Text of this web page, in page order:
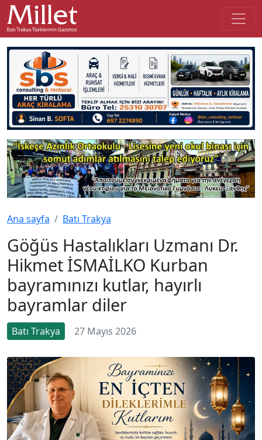
Ana sayfa Batı Trakya
Göğüs Hastalıkları Uzmanı Dr.
Hikmet İSMAİLKO Kurban
bayramınızı kutlar, hayırlı
bayramlar diler
Batı Trakya 27 Mayıs 2026